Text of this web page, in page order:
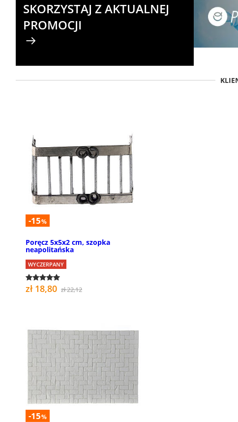
SKORZYSTAJ Z AKTUALNEJ
PROMOCJI
-15%
Poręcz 5x5x2 cm, szopka
neapolitańska
WYCZERPANY
zł 18,80 zł 22,12
-15%